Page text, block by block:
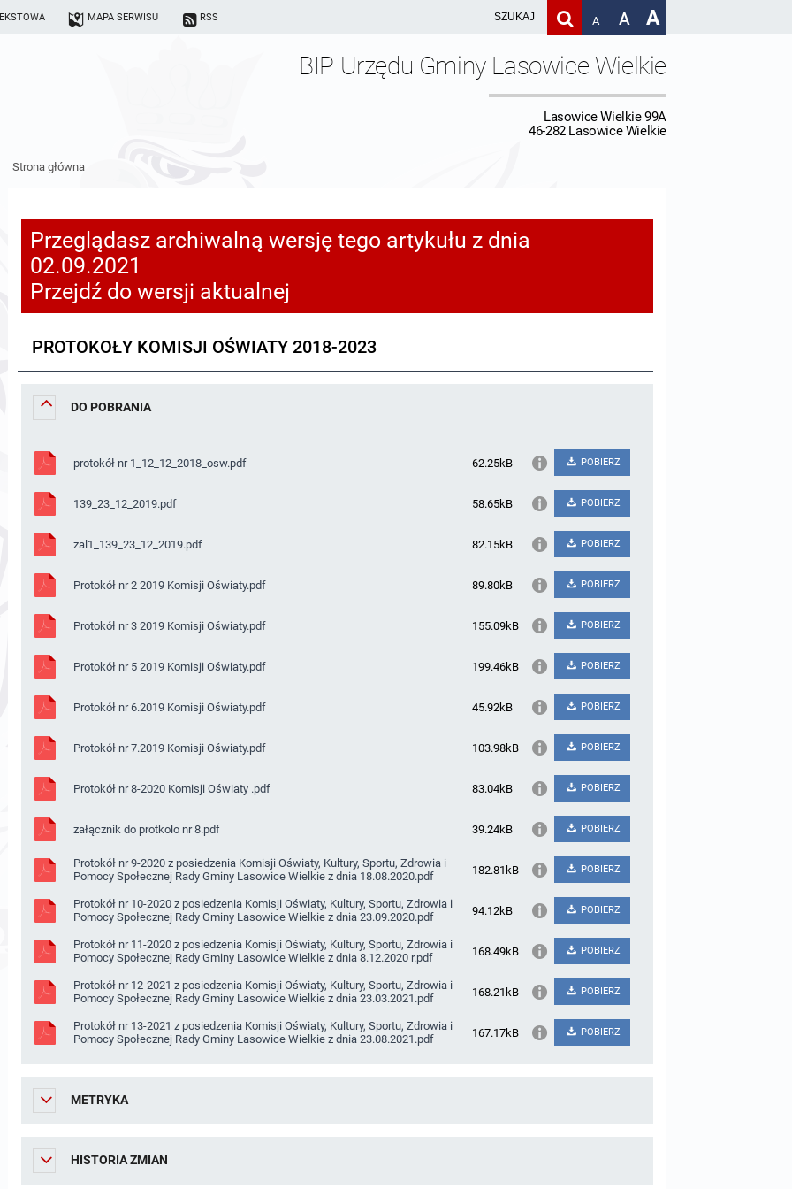
MAPA SERWISU RSS A A A
BIP Urzędu Gminy Lasowice Wielkie
Lasowice Wielkie 99A
46-282 Lasowice Wielkie
Strona główna
Przeglądasz archiwalną wersję tego artykułu z dnia
02.09.2021
Przejdź do wersji aktualnej
PROTOKOŁY KOMISJI OŚWIATY 2018-2023
DO POBRANIA
protokół nr 1_12_12_2018_osw.pdf 62.25kB POBIERZ
139_23_12_2019.pdf 58.65kB POBIERZ
zal1_139_23_12_2019.pdf 82.15kB POBIERZ
Protokół nr 2 2019 Komisji Oświaty.pdf 89.80kB POBIERZ
Protokół nr 3 2019 Komisji Oświaty.pdf 155.09kB POBIERZ
Protokół nr 5 2019 Komisji Oświaty.pdf 199.46kB POBIERZ
Protokół nr 6.2019 Komisji Oświaty.pdf 45.92kB POBIERZ
Protokół nr 7.2019 Komisji Oświaty.pdf 103.98kB POBIERZ
Protokół nr 8-2020 Komisji Oświaty .pdf 83.04kB POBIERZ
załącznik do protkolo nr 8.pdf 39.24kB POBIERZ
Protokół nr 9-2020 z posiedzenia Komisji Oświaty, Kultury, Sportu, Zdrowia i
Pomocy Społecznej Rady Gminy Lasowice Wielkie z dnia 18.08.2020.pdf
182.81kB POBIERZ
Protokół nr 10-2020 z posiedzenia Komisji Oświaty, Kultury, Sportu, Zdrowia i
Pomocy Społecznej Rady Gminy Lasowice Wielkie z dnia 23.09.2020.pdf
94.12kB POBIERZ
Protokół nr 11-2020 z posiedzenia Komisji Oświaty, Kultury, Sportu, Zdrowia i
Pomocy Społecznej Rady Gminy Lasowice Wielkie z dnia 8.12.2020 r.pdf
168.49kB POBIERZ
Protokół nr 12-2021 z posiedzenia Komisji Oświaty, Kultury, Sportu, Zdrowia i
Pomocy Społecznej Rady Gminy Lasowice Wielkie z dnia 23.03.2021.pdf
168.21kB POBIERZ
Protokół nr 13-2021 z posiedzenia Komisji Oświaty, Kultury, Sportu, Zdrowia i
Pomocy Społecznej Rady Gminy Lasowice Wielkie z dnia 23.08.2021.pdf
167.17kB POBIERZ
METRYKA
HISTORIA ZMIAN